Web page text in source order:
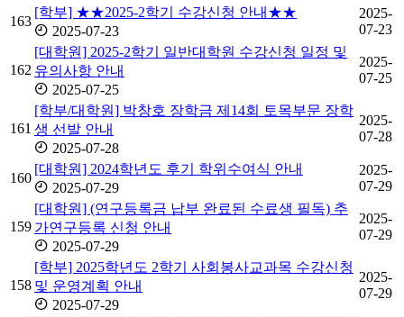
163
[학부] ★★2025-2학기 수강신청 안내★★
2025-07-23
2025-
07-23
162
[대학원] 2025-2학기 일반대학원 수강신청 일정 및
유의사항 안내
2025-07-25
2025-
07-25
161
[학부/대학원] 박창호 장학금 제14회 토목부문 장학
생 선발 안내
2025-07-28
2025-
07-28
160
[대학원] 2024학년도 후기 학위수여식 안내
2025-07-29
2025-
07-29
159
[대학원] (연구등록금 납부 완료된 수료생 필독) 추
가연구등록 신청 안내
2025-07-29
2025-
07-29
158
[학부] 2025학년도 2학기 사회봉사교과목 수강신청
및 운영계획 안내
2025-07-29
2025-
07-29